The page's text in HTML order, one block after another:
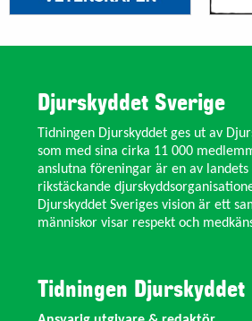
Djurskyddet Sverige
Tidningen Djurskyddet ges ut av
som med sina cirka 11 000
anslutna föreningar är en av landets
rikstäckande
Djurskyddet Sveriges vision är ett
människor visar respekt och
Tidningen Djurskyddet